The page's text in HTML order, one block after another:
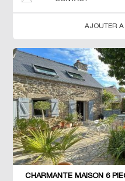
AJOUTER A
CHARMANTE MAISON 6